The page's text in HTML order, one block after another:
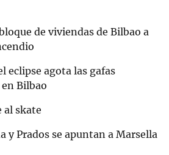
de viviendas de Bilbao a
eclipse agota las gafas
Bilbao
al skate
y Prados se apuntan a Marsella